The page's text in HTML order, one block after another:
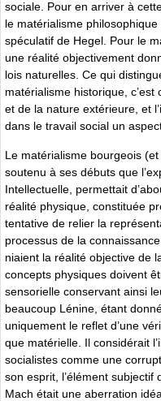
sociale. Pour en arriver à
le matérialisme
spéculatif de Hegel. Pour le
une réalité objectivement
lois naturelles. Ce qui
matérialisme historique, c’est
et de la nature extérieure, et
dans le travail social un
Le matérialisme bourgeois
soutenu à ses débuts que
Intellectuelle, permettait
réalité physique, constituée
tentative de relier la
processus de la
niaient la réalité objective de
concepts physiques doivent
sensorielle conservant ainsi
beaucoup Lénine, étant
uniquement le reflet d’une
que matérielle. Il considérait
socialistes comme une
son esprit, l’élément
Mach était une aberration